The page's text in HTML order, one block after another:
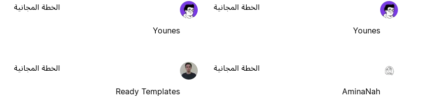
Younes
الخطة المجانية
Younes
الخطة المجانية
AminaNah
الخطة المجانية
Ready Templates
الخطة المجانية